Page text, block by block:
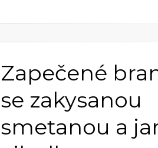
Zapečené
se zakysanou
smetanou a